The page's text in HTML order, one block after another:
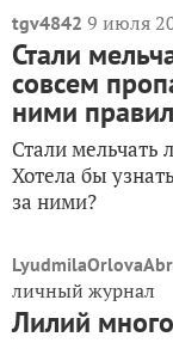
tgv4842 9 июля
Стали
совсем
ними
Стали мельчать
Хотела бы
за ними?
личный журнал
Лилий